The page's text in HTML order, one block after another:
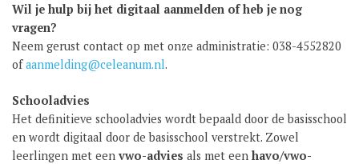
Wil je hulp bij het digitaal aanmelden of heb je nog
vragen?
Neem gerust contact op met onze administratie: 038-4552820
ofaanmelding@celeanum.nl.
Schooladvies
Het definitieve schooladvies wordt bepaald door de basisschool
en wordt digitaal door de basisschool verstrekt. Zowel
leerlingen met een vwo-advies als met een havo/vwo-